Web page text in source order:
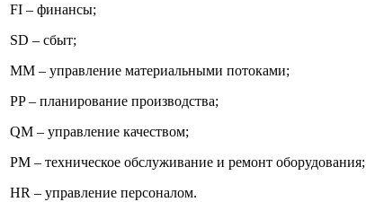
FI – финансы;
SD – сбыт;
MM – управление материальными потоками;
PP – планирование производства;
QM – управление качеством;
PM – техническое обслуживание и ремонт оборудования;
HR – управление персоналом.